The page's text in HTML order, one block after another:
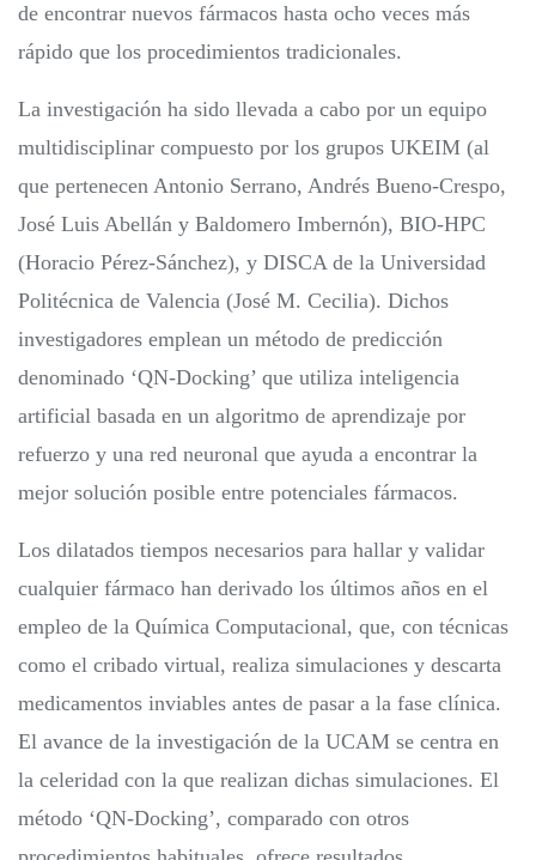
de encontrar nuevos fármacos hasta ocho veces más
rápido que los procedimientos tradicionales.
La investigación ha sido llevada a cabo por un equipo
multidisciplinar compuesto por los grupos UKEIM (al
que pertenecen Antonio Serrano, Andrés Bueno-Crespo,
José Luis Abellán y Baldomero Imbernón), BIO-HPC
(Horacio Pérez-Sánchez), y DISCA de la Universidad
Politécnica de Valencia (José M. Cecilia). Dichos
investigadores emplean un método de predicción
denominado ‘QN-Docking’ que utiliza inteligencia
artificial basada en un algoritmo de aprendizaje por
refuerzo y una red neuronal que ayuda a encontrar la
mejor solución posible entre potenciales fármacos.
Los dilatados tiempos necesarios para hallar y validar
cualquier fármaco han derivado los últimos años en el
empleo de la Química Computacional, que, con técnicas
como el cribado virtual, realiza simulaciones y descarta
medicamentos inviables antes de pasar a la fase clínica.
El avance de la investigación de la UCAM se centra en
la celeridad con la que realizan dichas simulaciones. El
método ‘QN-Docking’, comparado con otros